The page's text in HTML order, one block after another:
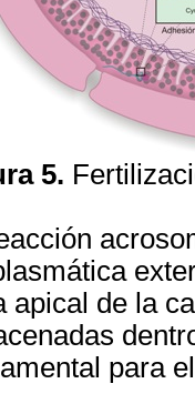
5.
apical de la
para